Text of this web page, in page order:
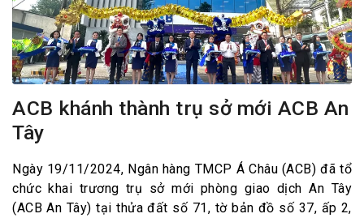
ACB khánh thành trụ sở mới ACB An
Tây
Ngày 19/11/2024, Ngân hàng TMCP Á Châu (ACB) đã tổ
chức khai trương trụ sở mới phòng giao dịch An Tây
(ACB An Tây) tại thửa đất số 71, tờ bản đồ số 37, ấp 2,